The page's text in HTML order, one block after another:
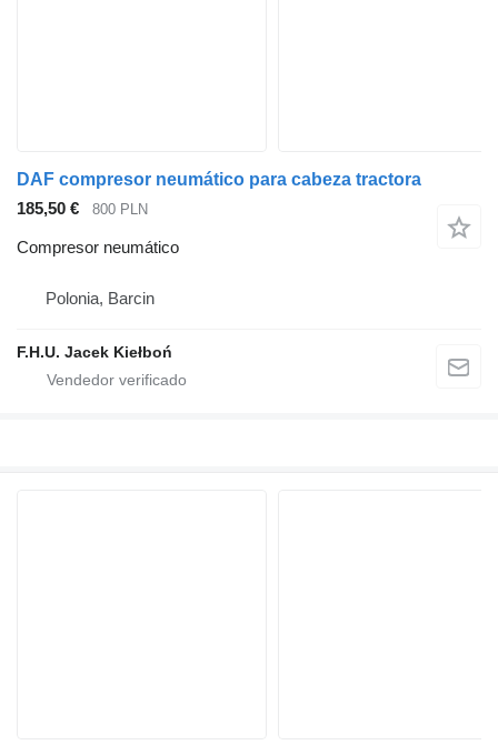
DAF compresor neumático para cabeza tractora
185,50 €
800 PLN
Compresor neumático
Polonia, Barcin
F.H.U. Jacek Kiełboń